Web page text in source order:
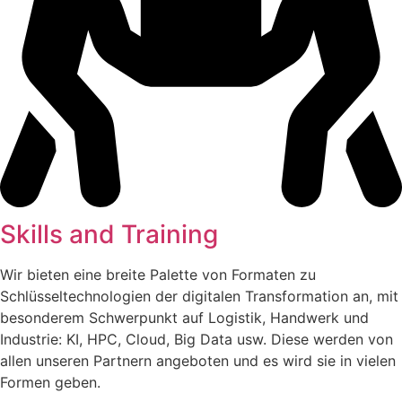
Skills and Training
Wir bieten eine breite Palette von Formaten zu
Schlüsseltechnologien der digitalen Transformation an, mit
besonderem Schwerpunkt auf Logistik, Handwerk und
Industrie: KI, HPC, Cloud, Big Data usw. Diese werden von
allen unseren Partnern angeboten und es wird sie in vielen
Formen geben.